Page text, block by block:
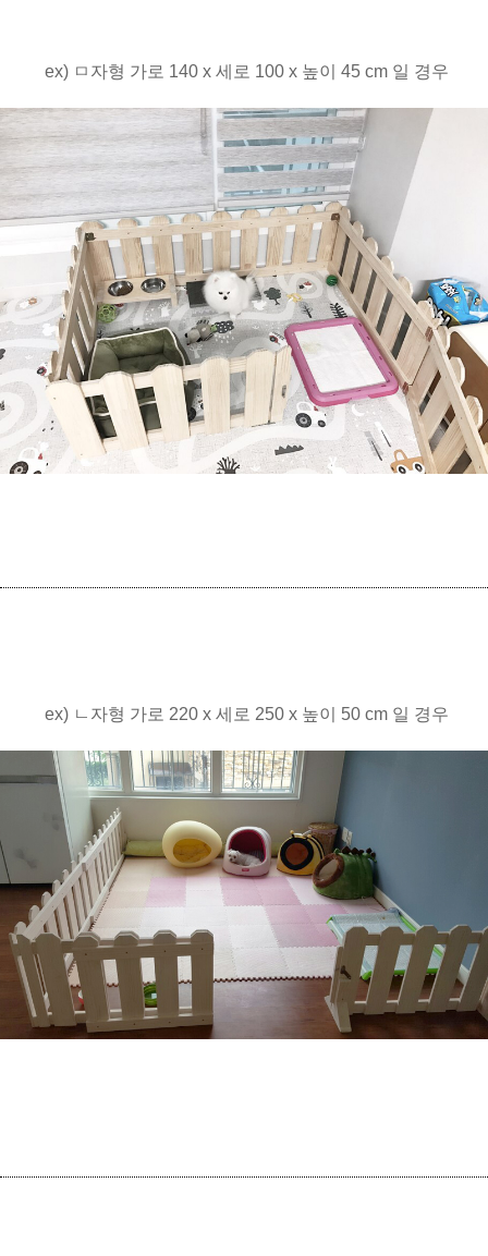
ex) ㅁ자형 가로 140 x 세로 100 x 높이 45 cm 일 경우
ex) ㄴ자형 가로 220 x 세로 250 x 높이 50 cm 일 경우